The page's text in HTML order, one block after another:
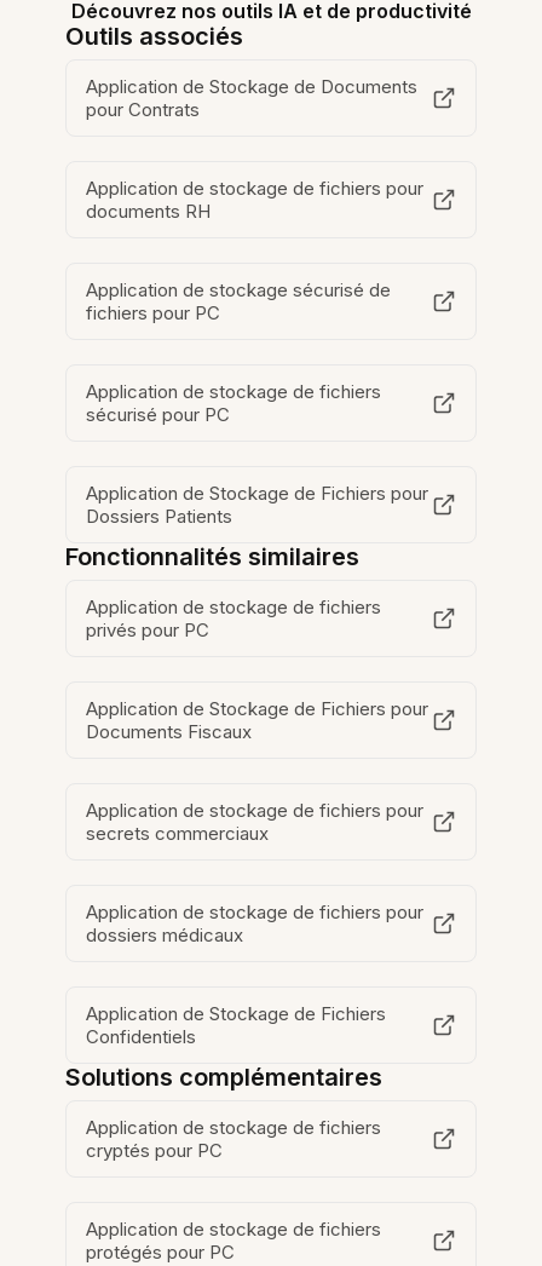
Découvrez nos outils IA et de productivité
Outils associés
Application de Stockage de Documents
pour Contrats
Application de stockage de fichiers pour
documents RH
Application de stockage sécurisé de
fichiers pour PC
Application de stockage de fichiers
sécurisé pour PC
Application de Stockage de Fichiers pour
Dossiers Patients
Fonctionnalités similaires
Application de stockage de fichiers
privés pour PC
Application de Stockage de Fichiers pour
Documents Fiscaux
Application de stockage de fichiers pour
secrets commerciaux
Application de stockage de fichiers pour
dossiers médicaux
Application de Stockage de Fichiers
Confidentiels
Solutions complémentaires
Application de stockage de fichiers
cryptés pour PC
Application de stockage de fichiers
protégés pour PC